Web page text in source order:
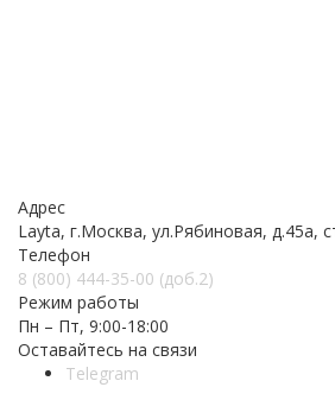
Адрес
Layta, г.Москва, ул.Рябиновая, д.45а,
Телефон
8 (800) 444-35-00 (доб.2)
Режим работы
Пн – Пт, 9:00-18:00
Оставайтесь на связи
Telegram